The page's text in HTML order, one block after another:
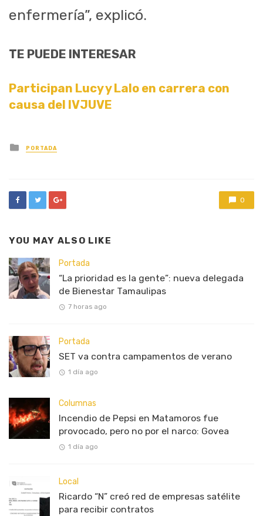
enfermería”, explicó.
TE PUEDE INTERESAR
Participan Lucy y Lalo en carrera con
causa del IVJUVE
Posted
in
PORTADA
0
YOU MAY ALSO LIKE
Portada
“La prioridad es la gente”: nueva delegada
de Bienestar Tamaulipas
7 horas ago
Portada
SET va contra campamentos de verano
1 día ago
Columnas
Incendio de Pepsi en Matamoros fue
provocado, pero no por el narco: Govea
1 día ago
Local
Ricardo “N” creó red de empresas satélite
para recibir contratos